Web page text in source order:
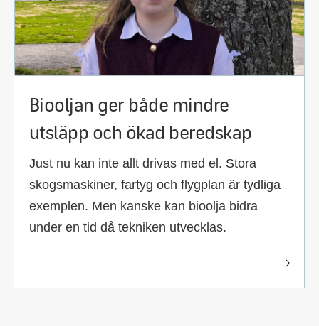
Biooljan ger både mindre
utsläpp och ökad beredskap
Just nu kan inte allt drivas med el. Stora
skogsmaskiner, fartyg och flygplan är tydliga
exemplen. Men kanske kan bioolja bidra
under en tid då tekniken utvecklas.